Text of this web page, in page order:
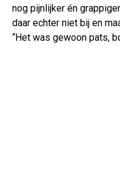
nog pijnlijker én
daar echter niet bij en
“Het was gewoon pats,